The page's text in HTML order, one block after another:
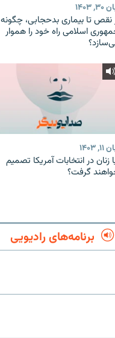
۱۴۰۳
نقص تا بیماری بدحجابی، چگونه
اسلامی راه خود را هموار
۱۴۰۳
زنان در انتخابات آمریکا تصمیم
گرفت؟
برنامه‌های رادیویی